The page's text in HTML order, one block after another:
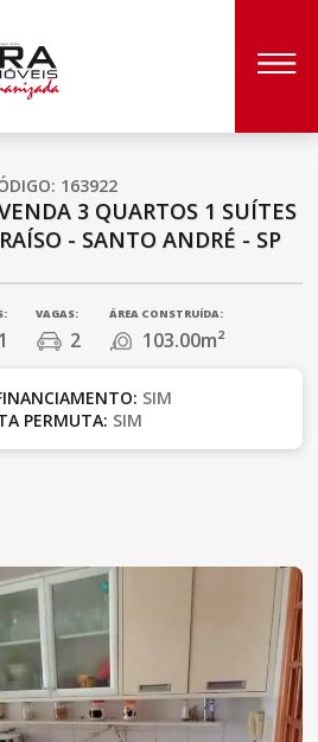
163922
3 QUARTOS 1 SUÍTES
- SANTO ANDRÉ - SP
1
VAGAS:
2
ÁREA CONSTRUÍDA:
103.00m²
SIM
PERMUTA: SIM